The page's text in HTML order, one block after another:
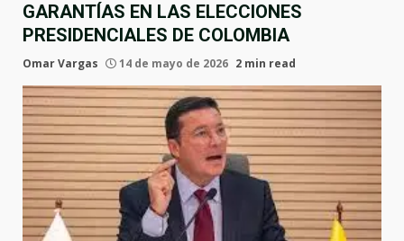
GARANTÍAS EN LAS ELECCIONES
PRESIDENCIALES DE COLOMBIA
Omar Vargas 14 de mayo de 2026 2 min read